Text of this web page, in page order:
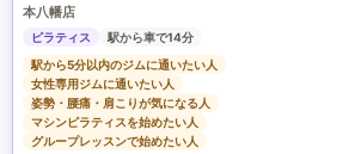
本八幡店
ピラティス
駅から車で14分
駅から5分以内のジムに通いたい人
女性専用ジムに通いたい人
姿勢・腰痛・肩こりが気になる人
マシンピラティスを始めたい人
グループレッスンで始めたい人